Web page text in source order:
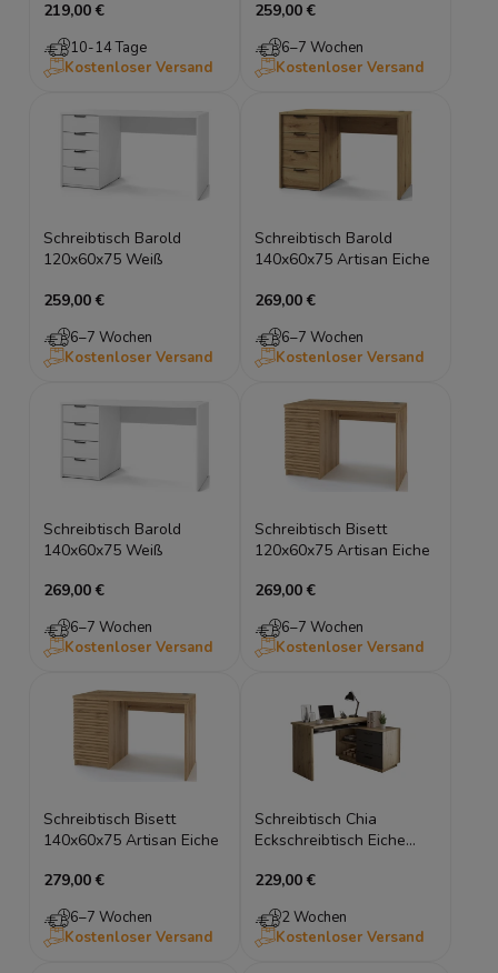
219,00 €
10-14 Tage
Kostenloser Versand
259,00 €
6–7 Wochen
Kostenloser Versand
Schreibtisch Barold
120x60x75 Weiß
259,00 €
6–7 Wochen
Kostenloser Versand
Schreibtisch Barold
140x60x75 Artisan Eiche
269,00 €
6–7 Wochen
Kostenloser Versand
Schreibtisch Barold
140x60x75 Weiß
269,00 €
6–7 Wochen
Kostenloser Versand
Schreibtisch Bisett
120x60x75 Artisan Eiche
269,00 €
6–7 Wochen
Kostenloser Versand
Schreibtisch Bisett
140x60x75 Artisan Eiche
279,00 €
6–7 Wochen
Kostenloser Versand
Schreibtisch Chia
Eckschreibtisch Eiche
229,00 €
2 Wochen
Kostenloser Versand